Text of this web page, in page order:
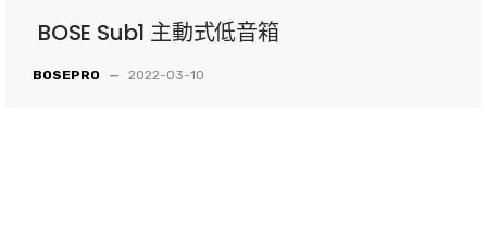
BOSE Sub1 主動式低音箱
BOSEPRO — 2022-03-10